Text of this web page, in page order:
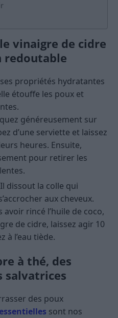
vinaigre de cidre
redoutable
propriétés hydratantes
étouffe les poux et
généreusement sur
d’une serviette et laissez
heures. Ensuite,
pour retirer les
Il dissout la colle qui
aux cheveux.
avoir rincé l’huile de coco,
de cidre, laissez agir 10
à l’eau tiède.
à thé, des
salvatrices
des poux
sont nos